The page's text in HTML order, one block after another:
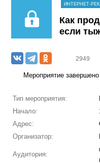
ИНТЕРНЕТ-
Как
если
2949
Мероприятие завершено
Тип мероприятия:
Начало:
Адрес:
Организатор:
Аудитория: